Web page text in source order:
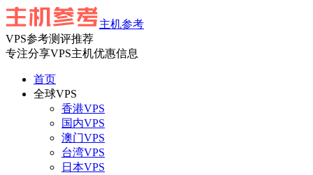
主机参考
VPS参考测评推荐
专注分享VPS主机优惠信息
首页
全球VPS
香港VPS
国内VPS
澳门VPS
台湾VPS
日本VPS